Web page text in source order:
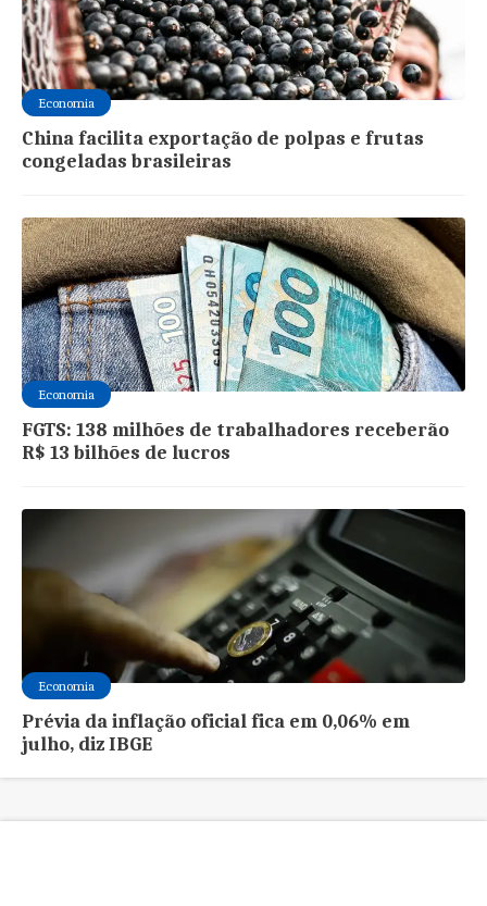
Economia
China facilita exportação de polpas e frutas
congeladas brasileiras
Economia
FGTS: 138 milhões de trabalhadores receberão
R$ 13 bilhões de lucros
Economia
Prévia da inflação oficial fica em 0,06% em
julho, diz IBGE